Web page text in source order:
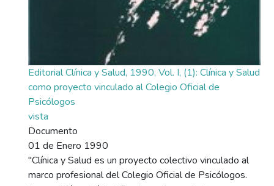
Editorial Clínica y Salud, 1990, Vol. I, (1): Clínica y Salud
como proyecto vinculado al Colegio Oficial de
Psicólogos
vista
Documento
01 de Enero 1990
"Clínica y Salud es un proyecto colectivo vinculado al
marco profesional del Colegio Oficial de Psicólogos.